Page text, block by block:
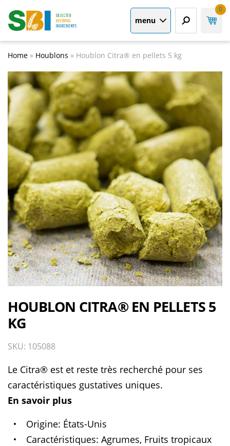
menu
0
Home » Houblons » Houblon Citra® en pellets 5 kg
HOUBLON CITRA® EN PELLETS 5
KG
SKU: 105088
Le Citra® est et reste très recherché pour ses
caractéristiques gustatives uniques.
En savoir plus
Origine États-Unis
Caractéristiques Agrumes, Fruits tropicaux